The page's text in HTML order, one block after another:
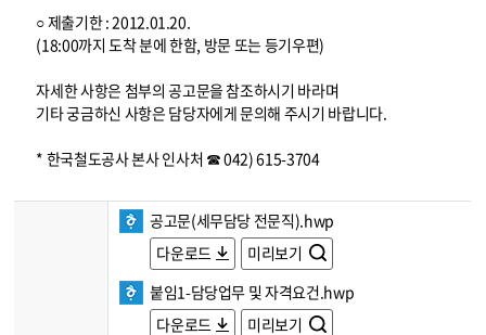
○ 제출기한 : 2012.01.20.
(18:00까지 도착 분에 한함, 방문 또는 등기우편)
자세한 사항은 첨부의 공고문을 참조하시기 바라며
기타 궁금하신 사항은 담당자에게 문의해 주시기 바랍니다.
* 한국철도공사 본사 인사처 ☎ 042) 615-3704
공고문(세무담당 전문직).hwp
다운로드
미리보기
붙임1-담당업무 및 자격요건.hwp
다운로드
미리보기